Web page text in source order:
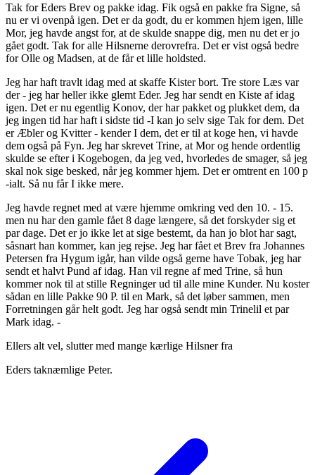
Tak for Eders Brev og pakke idag. Fik også en pakke fra Signe, så
nu er vi ovenpå igen. Det er da godt, du er kommen hjem igen, lille
Mor, jeg havde angst for, at de skulde snappe dig, men nu det er jo
gået godt. Tak for alle Hilsnerne derovrefra. Det er vist også bedre
for Olle og Madsen, at de får et lille holdsted.
Jeg har haft travlt idag med at skaffe Kister bort. Tre store Læs var
der - jeg har heller ikke glemt Eder. Jeg har sendt en Kiste af idag
igen. Det er nu egentlig Konov, der har pakket og plukket dem, da
jeg ingen tid har haft i sidste tid -I kan jo selv sige Tak for dem. Det
er Æbler og Kvitter - kender I dem, det er til at koge hen, vi havde
dem også på Fyn. Jeg har skrevet Trine, at Mor og hende ordentlig
skulde se efter i Kogebogen, da jeg ved, hvorledes de smager, så jeg
skal nok sige besked, når jeg kommer hjem. Det er omtrent en 100 p
-ialt. Så nu får I ikke mere.
Jeg havde regnet med at være hjemme omkring ved den 10. - 15.
men nu har den gamle fået 8 dage længere, så det forskyder sig et
par dage. Det er jo ikke let at sige bestemt, da han jo blot har sagt,
såsnart han kommer, kan jeg rejse. Jeg har fået et Brev fra Johannes
Petersen fra Hygum igår, han vilde også gerne have Tobak, jeg har
sendt et halvt Pund af idag. Han vil regne af med Trine, så hun
kommer nok til at stille Regninger ud til alle mine Kunder. Nu koster
sådan en lille Pakke 90 P. til en Mark, så det løber sammen, men
Forretningen går helt godt. Jeg har også sendt min Trinelil et par
Mark idag. -
Ellers alt vel, slutter med mange kærlige Hilsner fra
Eders taknæmlige Peter.